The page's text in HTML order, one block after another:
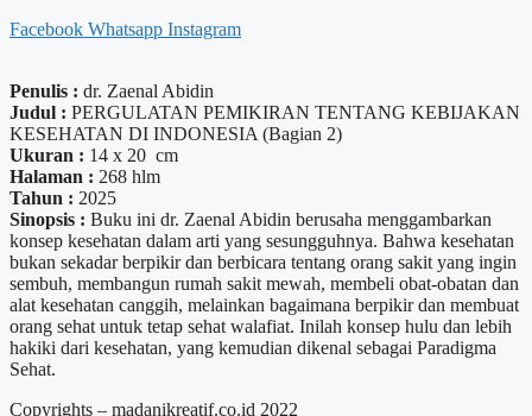
Facebook Whatsapp Instagram
Penulis : dr. Zaenal Abidin
Judul : PERGULATAN PEMIKIRAN TENTANG KEBIJAKAN
KESEHATAN DI INDONESIA (Bagian 2)
Ukuran : 14 x 20 cm
Halaman : 268 hlm
Tahun : 2025
Sinopsis : Buku ini dr. Zaenal Abidin berusaha menggambarkan
konsep kesehatan dalam arti yang sesungguhnya. Bahwa kesehatan
bukan sekadar berpikir dan berbicara tentang orang sakit yang ingin
sembuh, membangun rumah sakit mewah, membeli obat-obatan dan
alat kesehatan canggih, melainkan bagaimana berpikir dan membuat
orang sehat untuk tetap sehat walafiat. Inilah konsep hulu dan lebih
hakiki dari kesehatan, yang kemudian dikenal sebagai Paradigma
Sehat.
Copyrights – madanikreatif.co.id 2022